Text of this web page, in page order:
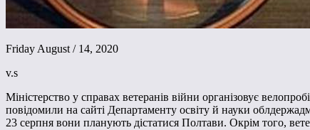
Friday August / 14, 2020
v.s
Міністерство у справах ветеранів війни організовує
повідомили на сайті Департаменту освіту й науки
23 серпня вони планують дістатися Полтави. Окрім того,